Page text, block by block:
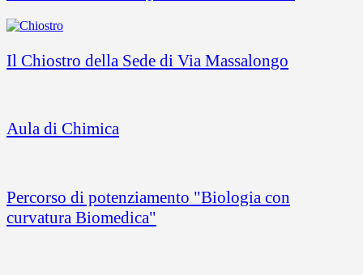
Il Chiostro della Sede di Via Massalongo
Aula di Chimica
Percorso di potenziamento "Biologia con
curvatura Biomedica"